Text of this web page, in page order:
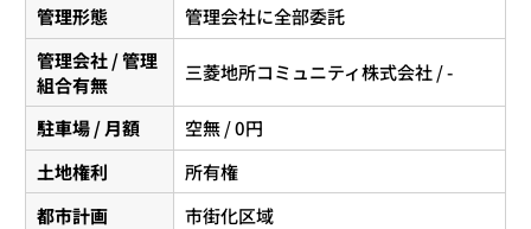
管理形態
管理会社に全部委託
管理会社 / 管理
組合有無
三菱地所コミュニティ株式会社 / -
駐車場 / 月額
空無 / 0円
土地権利
所有権
都市計画
市街化区域